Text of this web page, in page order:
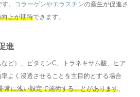
。 コラーゲンやエラスチンの産生が促進さ
上が期待できます。
進
ど）、ビタミンC、トラネキサム酸、ヒア
よく浸透させることを主目的とする場合
常に浅い設定で施術することがあります。